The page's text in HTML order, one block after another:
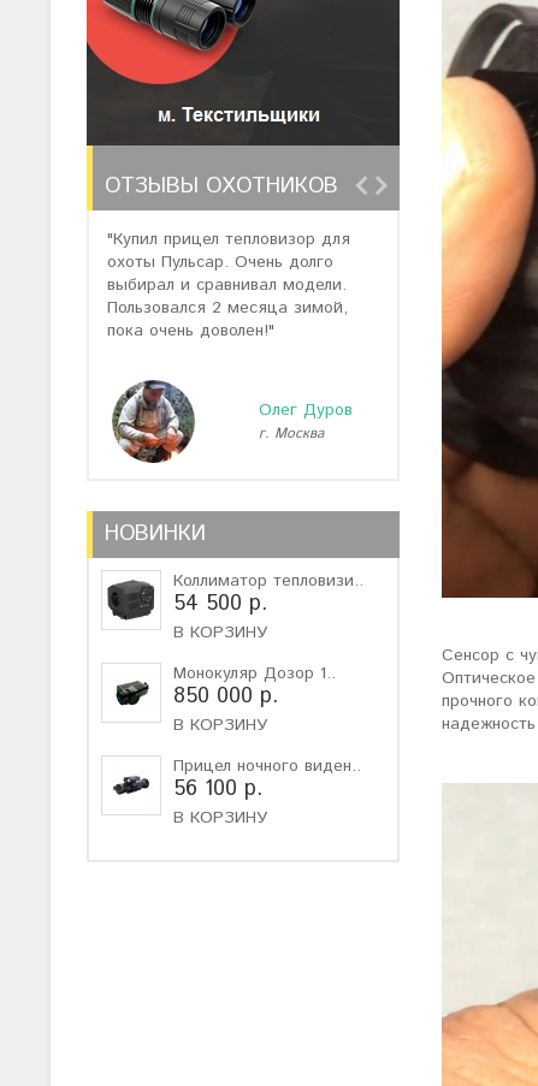
ОТЗЫВЫ ОХОТНИКОВ
"Купил прицел тепловизор для
охоты Пульсар. Очень долго
выбирал и сравнивал модели.
Пользовался 2 месяца зимой,
пока очень доволен!"
Олег Дуров
г. Москва
"Отзывов о
много, но
помогли
не дорогую
монокуляр."
НОВИНКИ
Коллиматор тепловизи..
54 500 р.
В КОРЗИНУ
Монокуляр Дозор 1..
850 000 р.
В КОРЗИНУ
Прицел ночного виден..
56 100 р.
В КОРЗИНУ
Сенсор с
прочного